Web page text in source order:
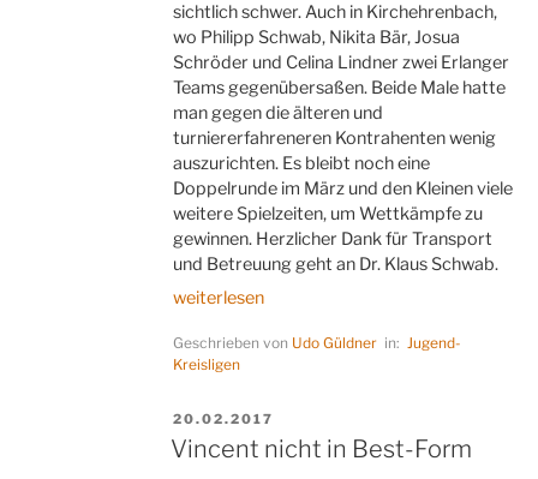
sichtlich schwer. Auch in Kirchehrenbach,
wo Philipp Schwab, Nikita Bär, Josua
Schröder und Celina Lindner zwei Erlanger
Teams gegenübersaßen. Beide Male hatte
man gegen die älteren und
turniererfahreneren Kontrahenten wenig
auszurichten. Es bleibt noch eine
Doppelrunde im März und den Kleinen viele
weitere Spielzeiten, um Wettkämpfe zu
gewinnen. Herzlicher Dank für Transport
und Betreuung geht an Dr. Klaus Schwab.
„Vom
überrolt“
weiterlesen
Geschrieben von Udo Güldner in: Jugend-
Kreisligen
VERÖFFENTLICHT
AM
20.02.2017
Vincent nicht in Best-Form